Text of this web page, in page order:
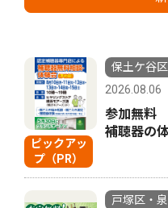
ピックアッ
プ（PR）
保土ケ谷区
2026.08.06
参加無料
補聴器の
戸塚区・